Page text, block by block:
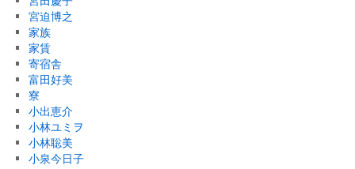
宮迫博之
家族
家賃
寄宿舎
富田好美
寮
小出恵介
小林ユミヲ
小林聡美
小泉今日子